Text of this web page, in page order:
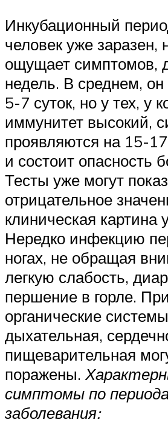
Инкубационный
человек уже заразен,
ощущает симптомов,
недель. В среднем, он
5-7 суток, но у тех, у
иммунитет высокий,
проявляются на 15-
и состоит опасность
Тесты уже могут
отрицательное
клиническая картина
Нередко инфекцию
ногах, не обращая
легкую слабость,
першение в горле.
органические
дыхательная,
пищеварительная
поражены.
симптомы по
заболевания: